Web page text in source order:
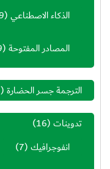
الذكاء الاصطناعي(19)
المصادر المفتوحة(19)
الترجمة جسر الحضارة(3)
تدوينات(16)
انفوجرافيك(7)